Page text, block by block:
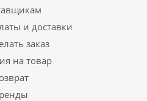
и доставки
заказ
на товар